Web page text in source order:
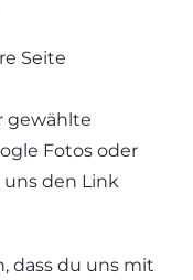
Seite
gewählte
Fotos oder
den Link
dass du uns mit